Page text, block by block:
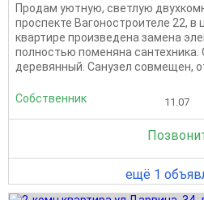
Продам уютную, светлую
проспекте Вагоностроителе 22, в
квартире произведена замена
полностью поменяна сантехника.
деревянный. Санузел совмещен,
Собственник 11.07
ещё 1